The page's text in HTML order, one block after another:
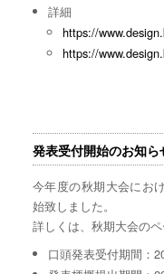
詳細
https://
https://
発表受付開始のお知
今年度の秋期大会にお
始致しました。
詳しくは、秋期大会のペ
口頭発表受付期間：